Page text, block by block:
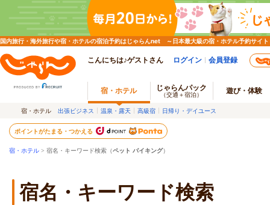
国内旅行・海外旅行や宿・ホテルの宿泊予約はじゃらんnet ～日本最大級の宿・ホテル予約サイト
こんにちは♪ゲストさん ログイン 会員登録
宿・ホテル じゃらんパック
（交通＋宿泊） 遊び・体験
宿・ホテル 出張ビジネス 温泉・露天 高級宿 日帰り・デイユース
ポイントがたまる・つかえる
宿・ホテル > 宿名・キーワード検索（ペット バイキング）
宿名・キーワード検索